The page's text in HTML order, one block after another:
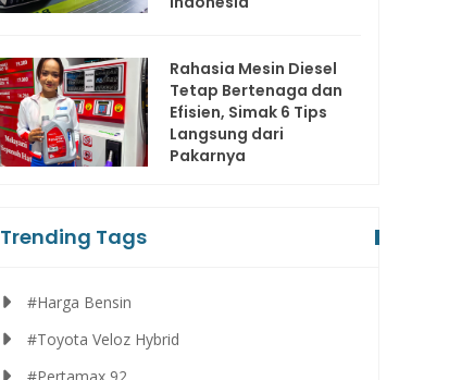
Rahasia Mesin Diesel
Tetap Bertenaga dan
Efisien, Simak 6 Tips
Langsung dari
Pakarnya
Trending Tags
#Harga Bensin
#Toyota Veloz Hybrid